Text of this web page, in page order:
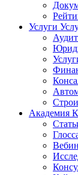
Услуги
Академия